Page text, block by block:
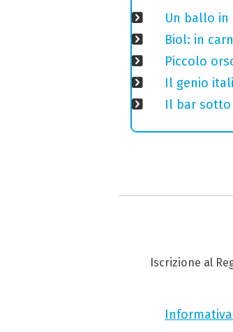
Un ballo in
Biol: in
Piccolo
Il genio
Il bar sotto
Iscrizione al